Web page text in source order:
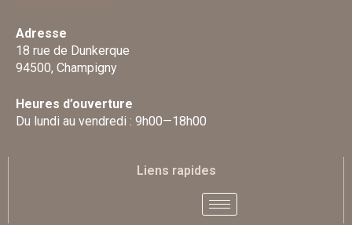
Adresse
18 rue de Dunkerque
94500, Champigny
Heures d’ouverture
Du lundi au vendredi : 9h00—18h00
Liens rapides